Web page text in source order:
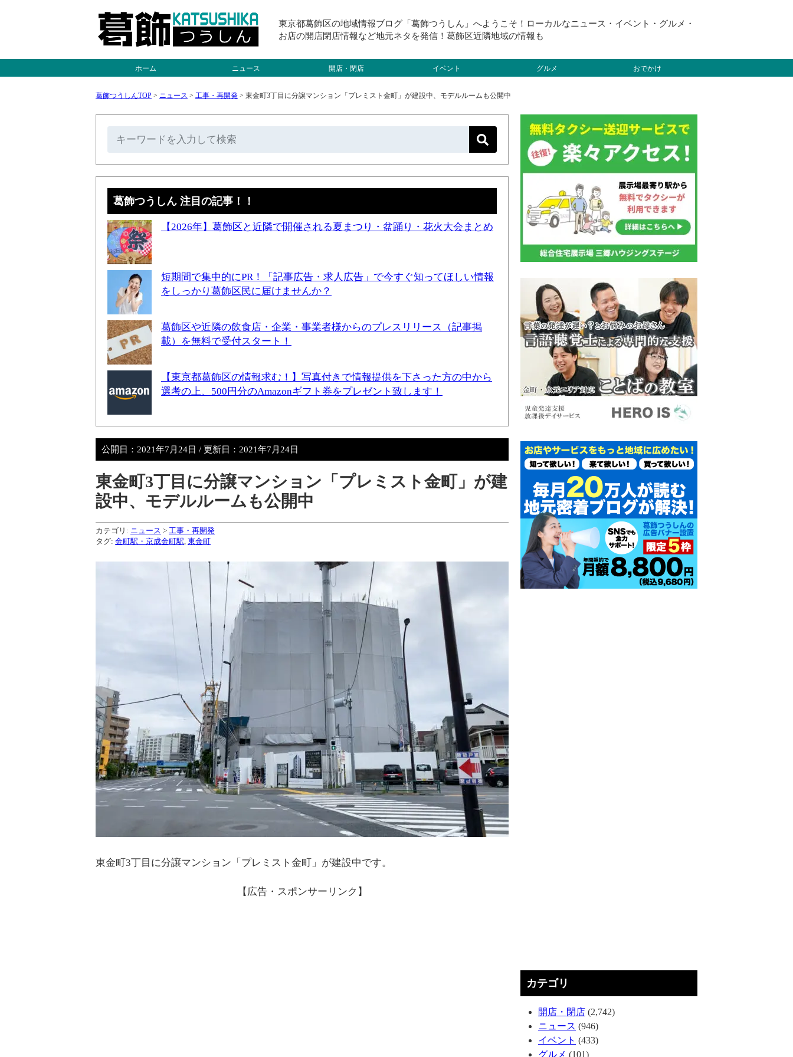
東京都葛飾区の地域情報ブログ「葛飾つうしん」へようこそ！ローカルなニュース・イベント・グルメ・
お店の開店閉店情報など地元ネタを発信！葛飾区近隣地域の情報も
ホーム ニュース 開店・閉店 イベント グルメ おでかけ
葛飾つうしんTOP > ニュース > 工事・再開発 > 東金町3丁目に分譲マンション「プレミスト金町」が建設中、モデルルームも公開中
葛飾つうしん 注目の記事！！
【2026年】葛飾区と近隣で開催される夏まつり・盆踊り・花火大会まとめ
短期間で集中的にPR！「記事広告・求人広告」で今すぐ知ってほしい情報
をしっかり葛飾区民に届けませんか？
葛飾区や近隣の飲食店・企業・事業者様からのプレスリリース（記事掲
載）を無料で受付スタート！
【東京都葛飾区の情報求む！】写真付きで情報提供を下さった方の中から
選考の上、500円分のAmazonギフト券をプレゼント致します！
公開日： 2021年7月24日 / 更新日： 2021年7月24日
東金町3丁目に分譲マンション「プレミスト金町」が建
設中、モデルルームも公開中
カテゴリ: ニュース > 工事・再開発
タグ: 金町駅・京成金町駅 東金町
東金町3丁目に分譲マンション「プレミスト金町」が建設中です。
【広告・スポンサーリンク】
カテゴリ
開店・閉店 (2,742)
ニュース (946)
イベント (433)
グルメ (101)